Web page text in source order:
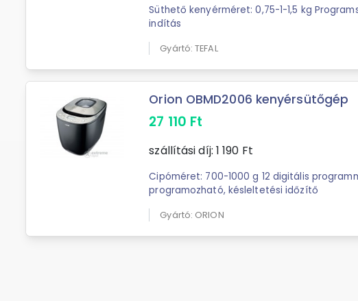
Süthető kenyérméret: 0,75-1-1,5 kg Programszám: 16
indítás
Gyártó: TEFAL
Orion OBMD2006 kenyérsütőgép
27 110 Ft
szállítási díj: 1 190 Ft
Cipóméret: 700-1000 g 12 digitális
programozható, késleltetési időzítő
Gyártó: ORION